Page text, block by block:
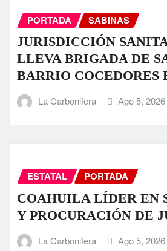
PORTADA SABINAS
JURISDICCIÓN
LLEVA BRIGADA DE
BARRIO COCEDORES
La Carbonifera Ago 5, 2026
ESTATAL PORTADA
COAHUILA LÍDER EN
Y PROCURACIÓN DE
La Carbonifera Ago 5, 2026